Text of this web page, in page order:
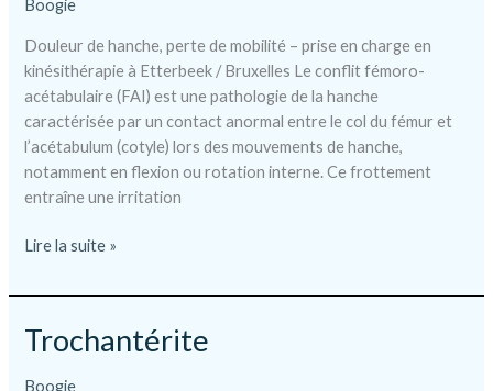
Boogie
Douleur de hanche, perte de mobilité – prise en charge en
kinésithérapie à Etterbeek / Bruxelles Le conflit fémoro-
acétabulaire (FAI) est une pathologie de la hanche
caractérisée par un contact anormal entre le col du fémur et
l’acétabulum (cotyle) lors des mouvements de hanche,
notamment en flexion ou rotation interne. Ce frottement
entraîne une irritation
Conflit
acétabulaire
Lire la suite »
Trochantérite
Boogie